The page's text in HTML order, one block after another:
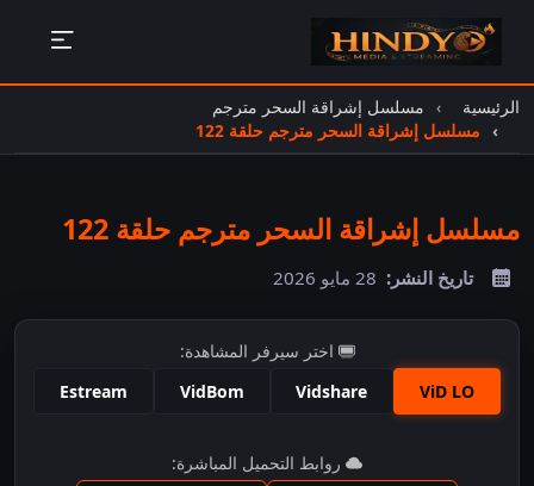
الرئيسية
مسلسل إشراقة السحر مترجم
مسلسل إشراقة السحر مترجم حلقة 122
مسلسل إشراقة السحر مترجم حلقة 122
تاريخ النشر: 28 مايو 2026
اختر سيرفر المشاهدة:
ViD LO
Vidshare
VidBom
Estream
اضغط للمشاهدة
روابط التحميل المباشرة: